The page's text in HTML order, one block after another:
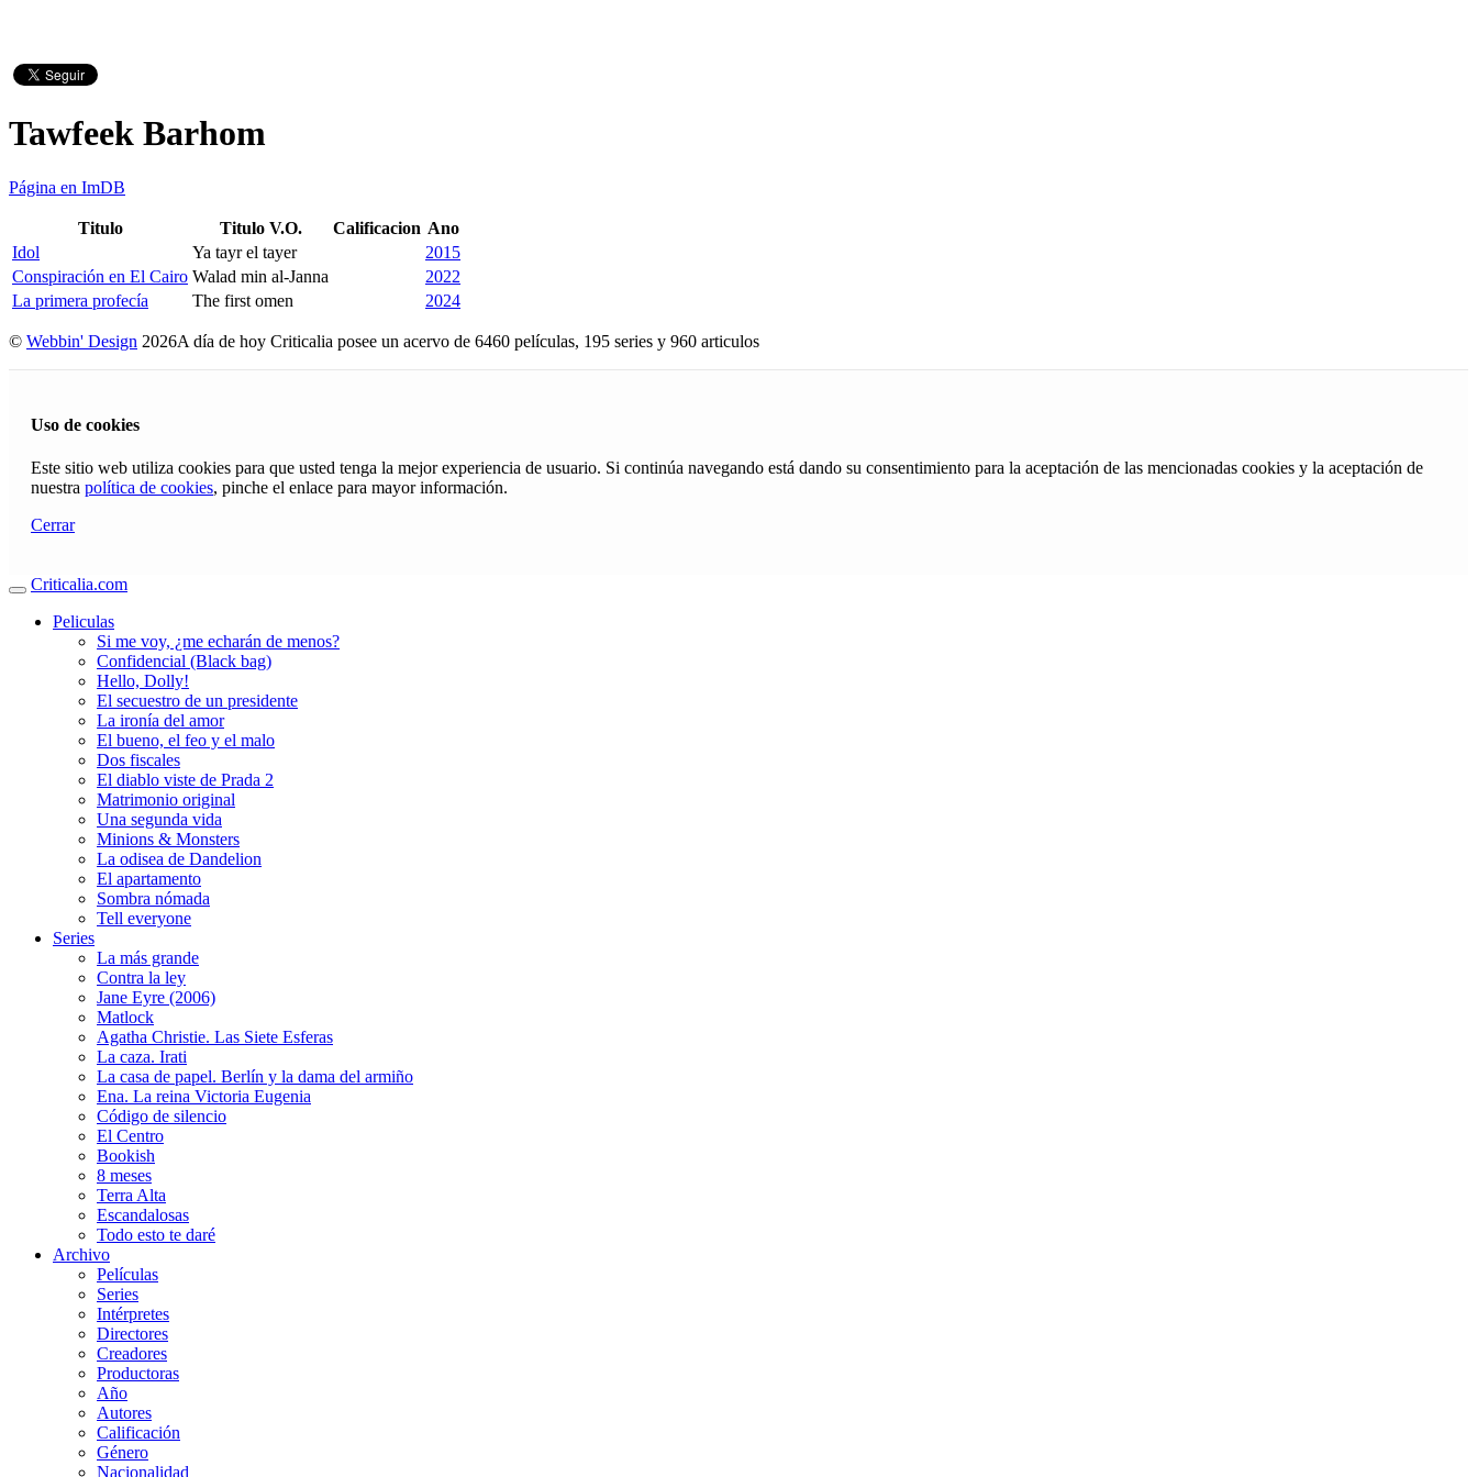
Tawfeek Barhom
Página en ImDB
Titulo Titulo V.O. Calificacion Ano
Idol
Ya tayr el tayer
2015
Conspiración en El Cairo Walad min al-Janna
2022
La primera profecía
The first omen 2024
© Webbin' Design 2026A día de hoy Criticalia posee un acervo de 6460 películas, 195 series y 960 articulos
Uso de cookies
Este sitio web utiliza cookies para que usted tenga la mejor experiencia de usuario. Si continúa navegando está dando su consentimiento para la aceptación de las mencionadas cookies y la aceptación de
nuestra política de cookies, pinche el enlace para mayor información.
Cerrar
Criticalia.com
Peliculas
Si me voy, ¿me echarán de menos?
Confidencial (Black bag)
Hello, Dolly!
El secuestro de un presidente
La ironía del amor
El bueno, el feo y el malo
Dos fiscales
El diablo viste de Prada 2
Matrimonio original
Una segunda vida
Minions & Monsters
La odisea de Dandelion
El apartamento
Sombra nómada
Tell everyone
Series
La más grande
Contra la ley
Jane Eyre (2006)
Matlock
Agatha Christie. Las Siete Esferas
La caza. Irati
La casa de papel. Berlín y la dama del armiño
Ena. La reina Victoria Eugenia
Código de silencio
El Centro
Bookish
8 meses
Terra Alta
Escandalosas
Todo esto te daré
Archivo
Películas
Series
Intérpretes
Directores
Creadores
Productoras
Año
Autores
Calificación
Género
Nacionalidad